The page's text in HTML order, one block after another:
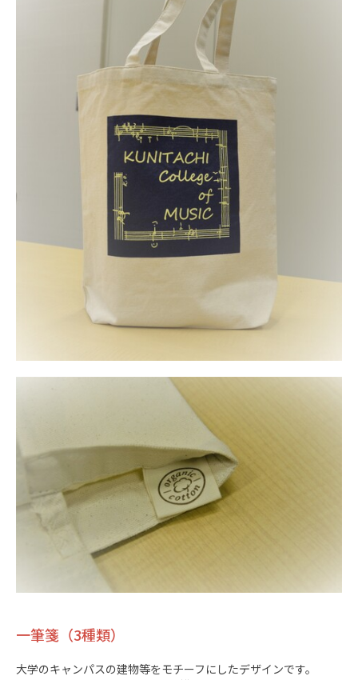
一筆箋（3種類）
大学のキャンパスの建物等をモチーフにしたデザインです。